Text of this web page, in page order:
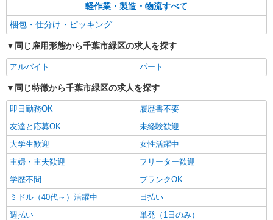
時給1400円〜1600円（22:00〜翌5:00の深夜手
千葉県千葉市緑区
派遣社員
パーソルフィールドスタッフ株式会社 千葉・埼玉コーディネートセ
ンター（千葉）
建築現場で使う足場を洗浄と整備
時給1,500円 【月収例】261,375円（月21日就
業・残業5時間の場合） ★交通費規定支給
千葉県千葉市緑区 ★車通勤可
キープ
軽作業・製造・物流すべて
梱包・仕分け・ピッキング
同じ雇用形態から千葉市緑区の求人を探す
アルバイト パート
同じ特徴から千葉市緑区の求人を探す
即日勤務OK
履歴書不要
友達と応募OK
未経験歓迎
大学生歓迎
女性活躍中
主婦・主夫歓迎
フリーター歓迎
学歴不問
ブランクOK
ミドル（40代～）活躍中
日払い
週払い
単発（1日のみ）